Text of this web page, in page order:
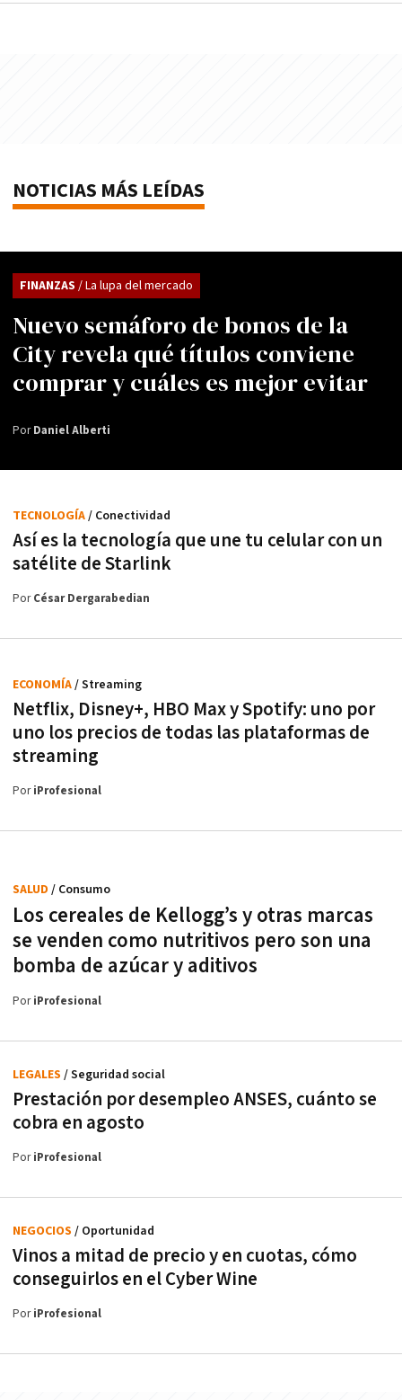
NOTICIAS MÁS LEÍDAS
Nuevo semáforo de bonos de la
City revela qué títulos conviene
comprar y cuáles es mejor evitar
FINANZAS / La lupa del mercado
PorDaniel Alberti
Así es la tecnología que une tu celular con un
satélite de Starlink
TECNOLOGÍA/ Conectividad
PorCésar Dergarabedian
Netflix, Disney+, HBO Max y Spotify: uno por
uno los precios de todas las plataformas de
streaming
ECONOMÍA/ Streaming
PoriProfesional
Los cereales de Kellogg’s y otras marcas
se venden como nutritivos pero son una
bomba de azúcar y aditivos
SALUD / Consumo
PoriProfesional
Prestación por desempleo ANSES, cuánto se
cobra en agosto
LEGALES / Seguridad social
PoriProfesional
Vinos a mitad de precio y en cuotas, cómo
conseguirlos en el Cyber Wine
NEGOCIOS / Oportunidad
PoriProfesional